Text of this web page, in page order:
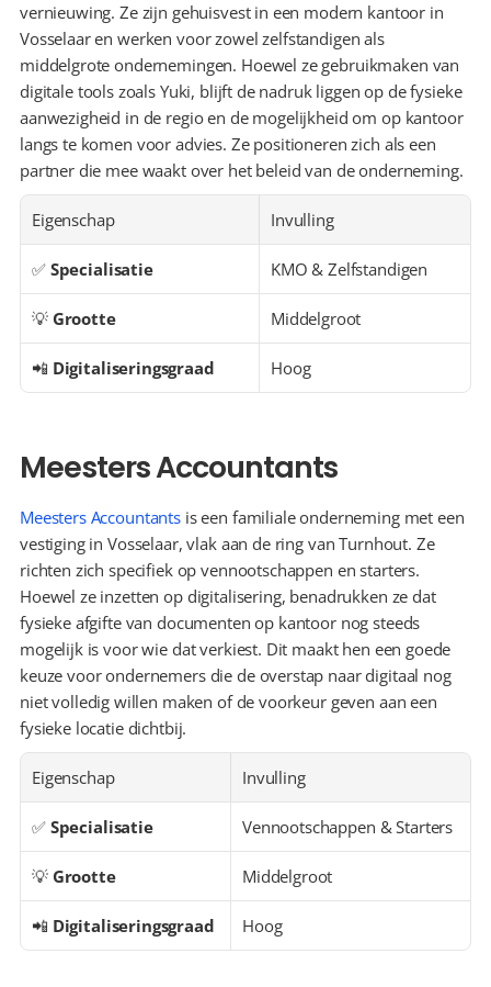
vernieuwing. Ze zijn gehuisvest in een modern kantoor in
Vosselaar en werken voor zowel zelfstandigen als
middelgrote ondernemingen. Hoewel ze gebruikmaken van
digitale tools zoals Yuki, blijft de nadruk liggen op de fysieke
aanwezigheid in de regio en de mogelijkheid om op kantoor
langs te komen voor advies. Ze positioneren zich als een
partner die mee waakt over het beleid van de onderneming.
Eigenschap Invulling
✅ Specialisatie KMO & Zelfstandigen
💡 Grootte Middelgroot
📲 Digitaliseringsgraad Hoog
Meesters Accountants
Meesters Accountants is een familiale onderneming met een
vestiging in Vosselaar, vlak aan de ring van Turnhout. Ze
richten zich specifiek op vennootschappen en starters.
Hoewel ze inzetten op digitalisering, benadrukken ze dat
fysieke afgifte van documenten op kantoor nog steeds
mogelijk is voor wie dat verkiest. Dit maakt hen een goede
keuze voor ondernemers die de overstap naar digitaal nog
niet volledig willen maken of de voorkeur geven aan een
fysieke locatie dichtbij.
Eigenschap Invulling
✅ Specialisatie Vennootschappen & Starters
💡 Grootte Middelgroot
📲 Digitaliseringsgraad Hoog